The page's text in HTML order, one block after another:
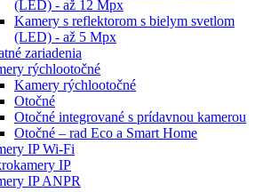
(LED) - až 12 Mpx
Kamery s reflektorom s bielym svetlom
(LED) - až 5 Mpx
zariadenia
rýchlootočné
Kamery rýchlootočné
Otočné
Otočné integrované s prídavnou kamerou
Otočné – rad Eco a Smart Home
IP Wi-Fi
IP
IP ANPR